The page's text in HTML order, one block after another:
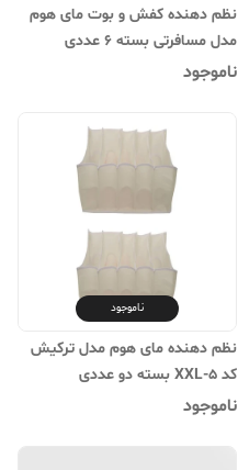
نظم دهنده کفش و بوت مای هوم
مدل مسافرتی بسته 6 عددی
ناموجود
ناموجود
نظم دهنده مای هوم مدل ترکیش
کد XXL-5 بسته دو عددی
ناموجود